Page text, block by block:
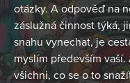
otázky. A odpověď na
záslužná činnost týká,
snahu vynechat, je
myslím především
všichni, co se o to